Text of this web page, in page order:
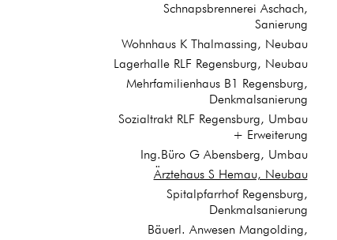
Schnapsbrennerei Aschach,
Sanierung
Wohnhaus K Thalmassing, Neubau
Lagerhalle RLF Regensburg, Neubau
Mehrfamilienhaus B1 Regensburg,
Denkmalsanierung
Sozialtrakt RLF Regensburg, Umbau
+ Erweiterung
Ing.Büro G Abensberg, Umbau
Ärztehaus S Hemau, Neubau
Spitalpfarrhof Regensburg,
Denkmalsanierung
Bäuerl. Anwesen Mangolding,